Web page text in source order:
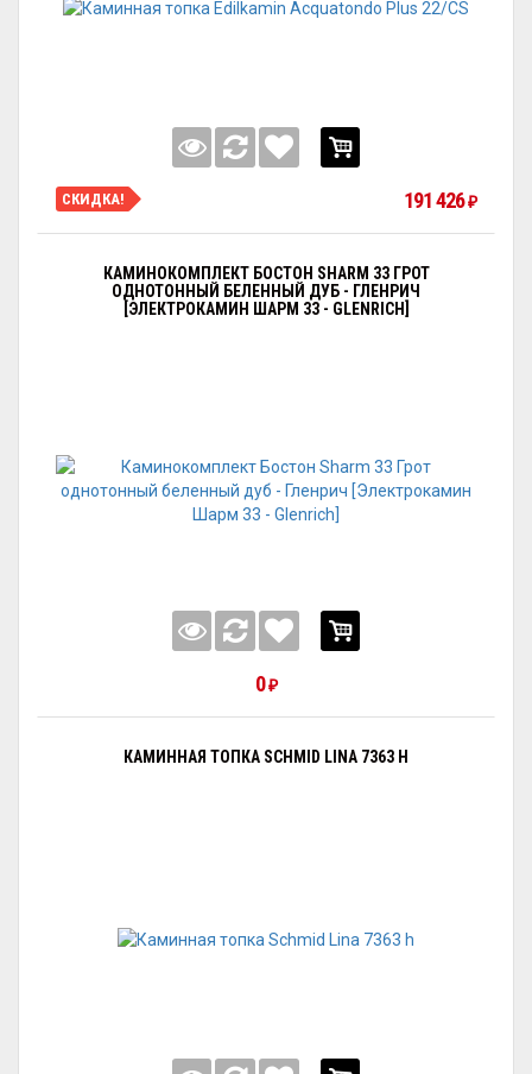
СКИДКА! 191 426₽
КАМИНОКОМПЛЕКТ БОСТОН SHARM 33 ГРОТ
ОДНОТОННЫЙ БЕЛЕННЫЙ ДУБ - ГЛЕНРИЧ
[ЭЛЕКТРОКАМИН ШАРМ 33 - GLENRICH]
0₽
КАМИННАЯ ТОПКА SCHMID LINA 7363 H